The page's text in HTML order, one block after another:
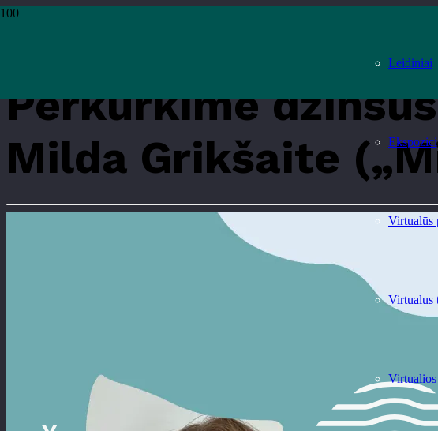
Leidiniai
Virtualūs
Virtualus
Virtualios
Pradžia
Perkurkime
Milda Grikšaite